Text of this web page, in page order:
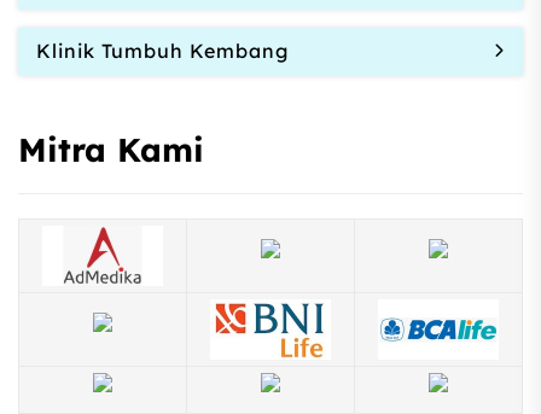
Klinik Tumbuh Kembang
Mitra Kami